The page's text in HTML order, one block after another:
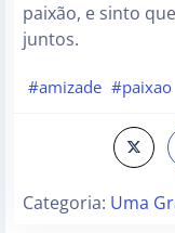
paixão, e sinto
juntos.
#amizade #paixao
Categoria: Uma